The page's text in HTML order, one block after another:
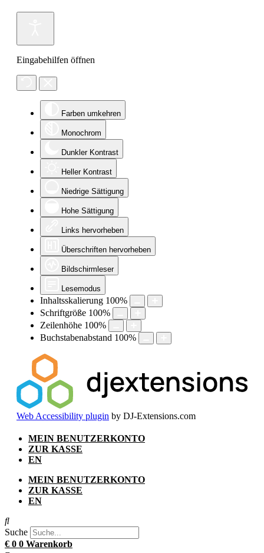
Eingabehilfen öffnen
Farben umkehren
Monochrom
Dunkler Kontrast
Heller Kontrast
Niedrige Sättigung
Hohe Sättigung
Links hervorheben
Überschriften hervorheben
Bildschirmleser
Lesemodus
Inhaltsskalierung 100%
Schriftgröße 100%
Zeilenhöhe 100%
Buchstabenabstand 100%
Web Accessibility plugin by DJ-Extensions.com
Zum
Inhalt
springen
MEIN BENUTZERKONTO
ZUR KASSE
EN
MEIN BENUTZERKONTO
ZUR KASSE
EN
Suche
€ 0 0 Warenkorb